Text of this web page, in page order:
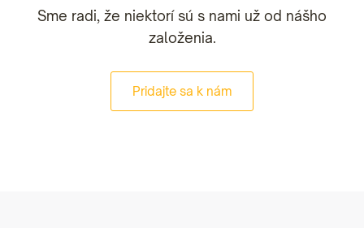
Sme radi, že niektorí sú s nami už od nášho
založenia.
Pridajte sa k nám